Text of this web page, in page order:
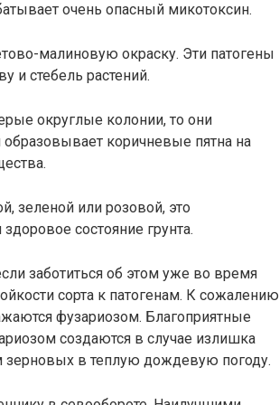
очень опасный микотоксин.
малиновую окраску. Эти патогены
и стебель растений.
округлые колонии, то они
образовывает коричневые пятна на
зеленой или розовой, это
состояние грунта.
заботиться об этом уже во время
сорта к патогенам. К сожалению
фузариозом. Благоприятные
создаются в случае излишка
зерновых в теплую дождевую погоду.